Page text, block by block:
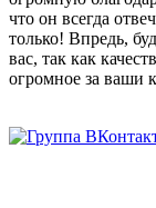
что он всегда
только! Впредь,
вас, так как
огромное за ваши